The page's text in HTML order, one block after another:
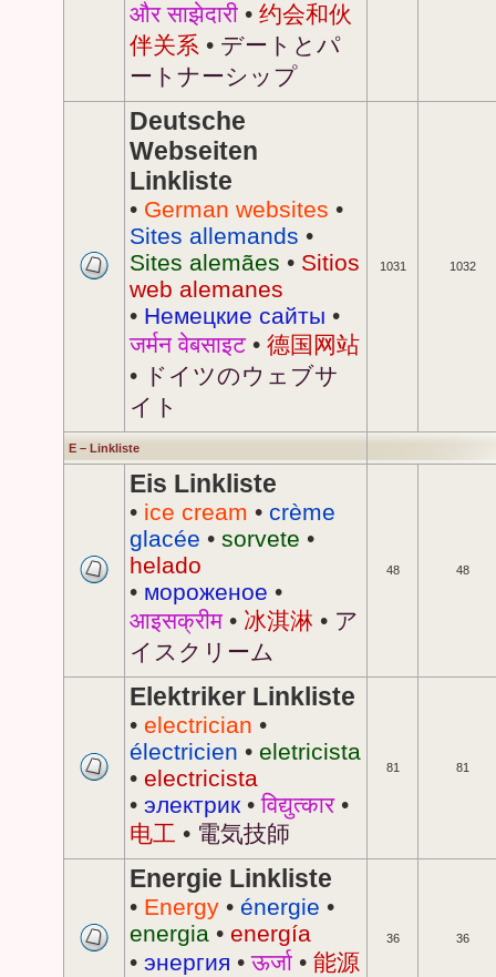
और साझेदारी • 约会和伙
伴关系 • デートとパ
ートナーシップ
Deutsche
Webseiten
Linkliste
• German websites •
Sites allemands •
Sites alemães • Sitios
web alemanes
• Немецкие сайты •
जर्मन वेबसाइट• 德国网站
• ドイツのウェブサ
イト
1031 1032
E – Linkliste
Eis Linkliste
• ice cream • crème
glacée • sorvete •
helado
• мороженое •
आइसक्रीम • 冰淇淋 • ア
イスクリーム
48 48
Elektriker Linkliste
• electrician •
électricien • eletricista
• electricista
• электрик •विद्युत्कार•
电工 • 電気技師
81 81
Energie Linkliste
• Energy • énergie •
energia • energía
• энергия •ऊर्जा • 能源
36 36